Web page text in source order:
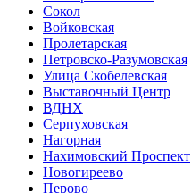
Сокол
Войковская
Пролетарская
Петровско-Разумовская
Улица Скобелевская
Выставочный Центр
ВДНХ
Серпуховская
Нагорная
Нахимовский Проспект
Новогиреево
Перово